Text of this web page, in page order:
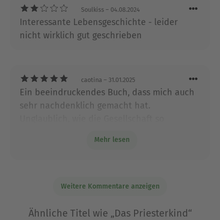
Soulkiss – 04.08.2024
Interessante Lebensgeschichte - leider
nicht wirklich gut geschrieben
caotina – 31.01.2025
Ein beeindruckendes Buch, dass mich auch
sehr nachdenklich gemacht hat.
Kirche wirklich etwas mit Gott zu tun?
Mehr lesen
Weitere Kommentare anzeigen
Ähnliche Titel wie „Das Priesterkind“